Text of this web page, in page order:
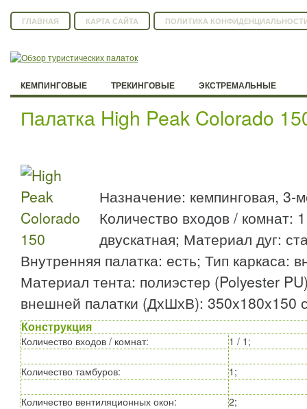
ГЛАВНАЯ КАРТА САЙТА ПОЛИТИКА
КЕМПИНГОВЫЕ ТРЕКИНГОВЫЕ ЭКСТРЕМАЛЬНЫЕ
Палатка High Peak Colorado
Назначение: кемпинговая, 3-
Количество входов / комнат:
двускатная; Материал дуг:
Внутренняя палатка: есть; Тип каркаса:
Материал тента: полиэстер (Polyester
внешней палатки (ДхШхВ): 350x180x150
Конструкция
Количество входов / комнат: 1 / 1;
Количество тамбуров: 1;
Количество вентиляционных окон: 2;